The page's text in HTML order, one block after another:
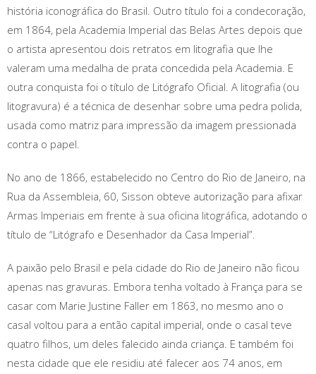
história iconográfica do Brasil. Outro título foi a condecoração,
em 1864, pela Academia Imperial das Belas Artes depois que
o artista apresentou dois retratos em litografia que lhe
valeram uma medalha de prata concedida pela Academia. E
outra conquista foi o título de Litógrafo Oficial. A litografia (ou
litogravura) é a técnica de desenhar sobre uma pedra polida,
usada como matriz para impressão da imagem pressionada
contra o papel.
No ano de 1866, estabelecido no Centro do Rio de Janeiro, na
Rua da Assembleia, 60, Sisson obteve autorização para afixar
Armas Imperiais em frente à sua oficina litográfica, adotando o
título de “Litógrafo e Desenhador da Casa Imperial”.
A paixão pelo Brasil e pela cidade do Rio de Janeiro não ficou
apenas nas gravuras. Embora tenha voltado à França para se
casar com Marie Justine Faller em 1863, no mesmo ano o
casal voltou para a então capital imperial, onde o casal teve
quatro filhos, um deles falecido ainda criança. E também foi
nesta cidade que ele residiu até falecer aos 74 anos, em